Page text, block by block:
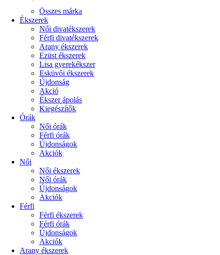
Összes márka
Ékszerek
Női divatékszerek
Férfi divatékszerek
Arany ékszerek
Ezüst ékszerek
Lisa gyerekékszer
Esküvői ékszerek
Újdonság
Akció
Ékszer ápolás
Kiegészítők
Órák
Női órák
Férfi órák
Újdonságok
Akciók
Női
Női ékszerek
Női órák
Újdonságok
Akciók
Férfi
Férfi ékszerek
Férfi órák
Újdonságok
Akciók
Arany ékszerek